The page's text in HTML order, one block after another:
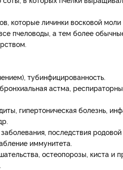
которые личинки восковой
пчеловоды, а тем более
тубинфицированность.
астма,
гипертоническая болезнь,
последствия
иммунитета.
остеопорозы, киста и